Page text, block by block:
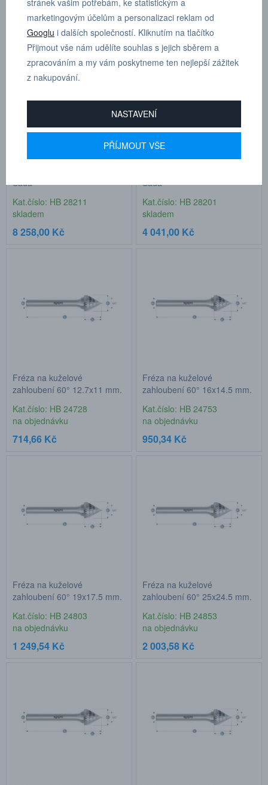
Produkty pouze skladem 354 produktů
Sada
Kat.číslo: HB 28211
skladem
8 258,00 Kč
Sada
Kat.číslo: HB 28201
skladem
4 041,00 Kč
Fréza na kuželové
zahloubení 60° 12,7x11 mm,
Kat.číslo: HB 24728
na objednávku
714,66 Kč
Fréza na kuželové
zahloubení 60° 16x14,5 mm,
Kat.číslo: HB 24753
na objednávku
950,34 Kč
Fréza na kuželové
zahloubení 60° 19x17,5 mm,
Kat.číslo: HB 24803
na objednávku
1 249,54 Kč
Fréza na kuželové
zahloubení 60° 25x24,5 mm,
Kat.číslo: HB 24853
na objednávku
2 003,58 Kč
marketingovým účelům a personalizaci reklam od
Googlu i dalších společností. Kliknutím na tlačítko
Přijmout vše nám udělíte souhlas s jejich sběrem a
zpracováním a my vám poskytneme ten nejlepší zážitek
z nakupování.
NASTAVENÍ
PŘÍJMOUT VŠE